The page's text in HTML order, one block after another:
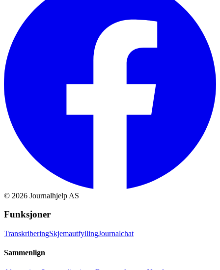
© 2026 Journalhjelp AS
Funksjoner
TranskriberingSkjemautfyllingJournalchat
Sammenlign